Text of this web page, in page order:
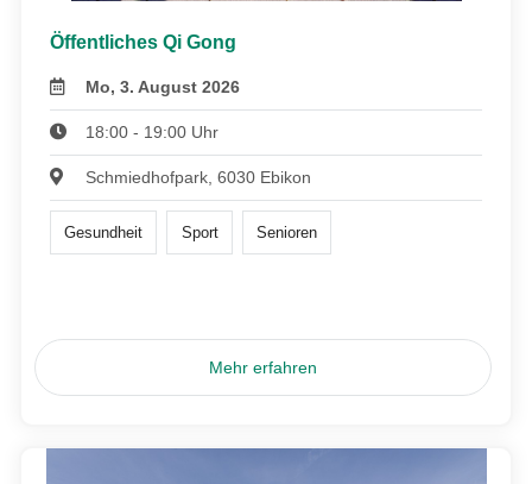
Öffentliches Qi Gong
Mo, 3. August 2026
18:00 - 19:00 Uhr
Schmiedhofpark, 6030 Ebikon
Gesundheit Sport Senioren
Mehr erfahren